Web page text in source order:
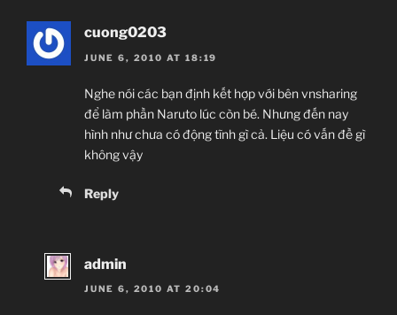
cuong0203
JUNE 6, 2010 AT 18:19
Nghe nói các bạn định kết hợp với bên vnsharing
để làm phần Naruto lúc còn bé. Nhưng đến nay
hình như chưa có động tĩnh gì cả. Liệu có vấn đề gì
không vậy
Reply
admin
JUNE 6, 2010 AT 20:04